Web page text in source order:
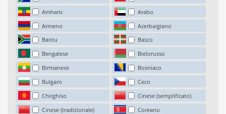
Amharic
Arabo
Armeno
Azerbaigiano
Bantu
Basco
Bengalese
Bielorusso
Birmanese
Bosniaco
Bulgaro
Ceco
Chirghiso
Cinese (semplificato)
Cinese (tradizionale)
Coreano